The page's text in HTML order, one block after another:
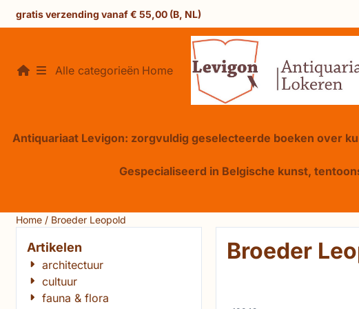
Cookievoorkeuren zijn beschikbaar. Kies instellingen of sta alle
gratis verzending vanaf € 55,00 (B, NL)
Alle categorieën Home
Antiquariaat Levigon: zorgvuldig geselecteerde boeken over
Gespecialiseerd in Belgische kunst,
Home / Broeder Leopold
Artikelen
architectuur
cultuur
fauna & flora
Broeder